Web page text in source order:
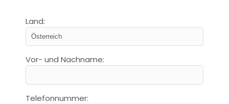
Land:
Vor- und Nachname:
Telefonnummer: